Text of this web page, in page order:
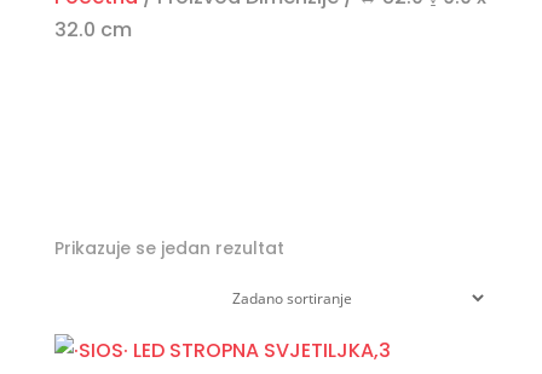
32.0 cm
Prikazuje se jedan rezultat